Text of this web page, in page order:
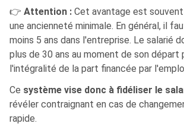
👉 Attention : Cet avantage est
une ancienneté minimale. En général, il
moins 5 ans dans l'entreprise. Le salarié
plus de 30 ans au moment de son départ
l'intégralité de la part financée par
Ce système vise donc à fidéliser le
révéler contraignant en cas de
rapide.